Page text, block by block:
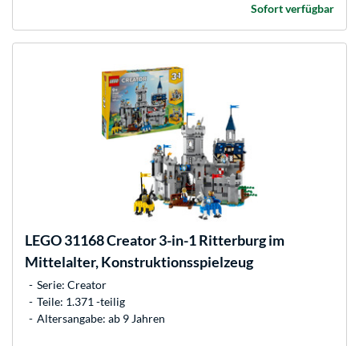
Sofort verfügbar
LEGO31168 Creator 3-in-1 Ritterburg im
Mittelalter, Konstruktionsspielzeug
Serie: Creator
Teile: 1.371 -teilig
Altersangabe: ab 9 Jahren